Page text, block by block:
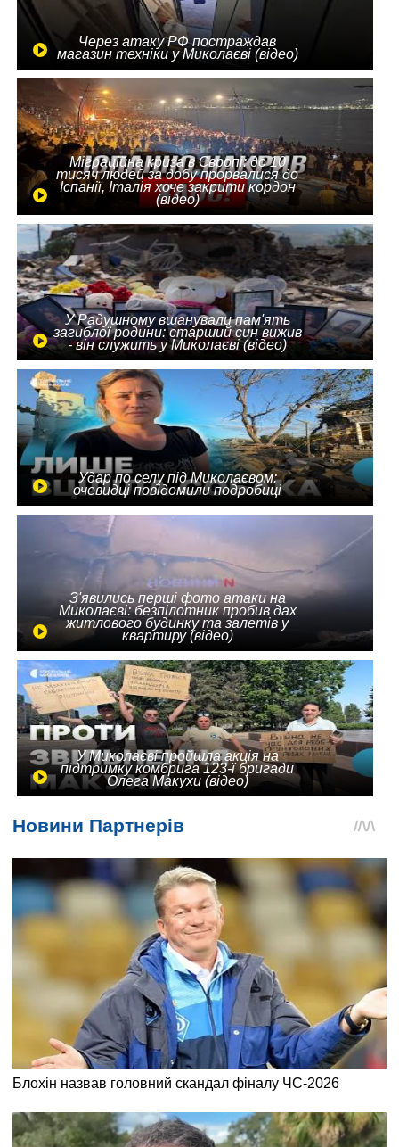
Через атаку РФ постраждав
магазин техніки у Миколаєві (відео)
Міграційна криза в Європі: до 10
тисяч людей за добу прорвалися до
Іспанії, Італія хоче закрити кордон
(відео)
У Радушному вшанували пам'ять
загиблої родини: старший син вижив
- він служить у Миколаєві (відео)
Удар по селу під Миколаєвом:
очевидці повідомили подробиці
З'явились перші фото атаки на
Миколаєві: безпілотник пробив дах
житлового будинку та залетів у
квартиру (відео)
У Миколаєві пройшла акція на
підтримку комбрига 123-ї бригади
Олега Макухи (відео)